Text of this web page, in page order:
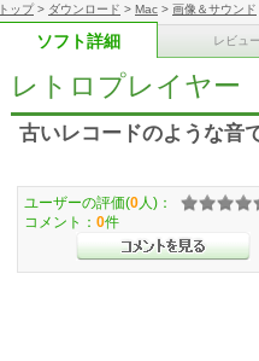
トップ> ダウンロード > Mac > 画像＆サウンド
ソフト詳細 レビュー
レトロプレイヤー
古いレコードのような音
ユーザーの評価(0 人)：
コメント： 0件